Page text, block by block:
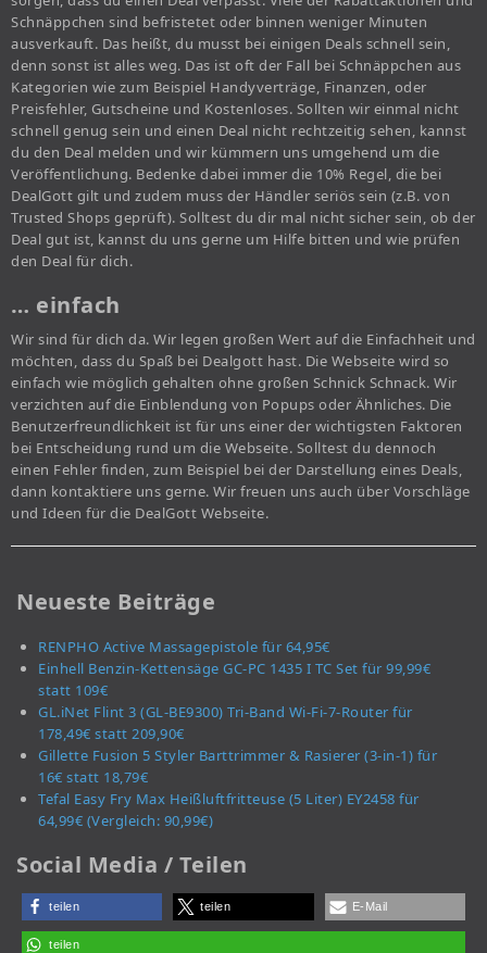
Schnäppchen sind befristetet oder binnen weniger Minuten
ausverkauft. Das heißt, du musst bei einigen Deals schnell sein,
denn sonst ist alles weg. Das ist oft der Fall bei Schnäppchen aus
Kategorien wie zum Beispiel Handyverträge, Finanzen, oder
Preisfehler, Gutscheine und Kostenloses. Sollten wir einmal nicht
schnell genug sein und einen Deal nicht rechtzeitig sehen, kannst
du den Deal melden und wir kümmern uns umgehend um die
Veröffentlichung. Bedenke dabei immer die 10% Regel, die bei
DealGott gilt und zudem muss der Händler seriös sein (z.B. von
Trusted Shops geprüft). Solltest du dir mal nicht sicher sein, ob der
Deal gut ist, kannst du uns gerne um Hilfe bitten und wie prüfen
den Deal für dich.
… einfach
Wir sind für dich da. Wir legen großen Wert auf die Einfachheit und
möchten, dass du Spaß bei Dealgott hast. Die Webseite wird so
einfach wie möglich gehalten ohne großen Schnick Schnack. Wir
verzichten auf die Einblendung von Popups oder Ähnliches. Die
Benutzerfreundlichkeit ist für uns einer der wichtigsten Faktoren
bei Entscheidung rund um die Webseite. Solltest du dennoch
einen Fehler finden, zum Beispiel bei der Darstellung eines Deals,
dann kontaktiere uns gerne. Wir freuen uns auch über Vorschläge
und Ideen für die DealGott Webseite.
Neueste Beiträge
RENPHO Active Massagepistole für 64,95€
Einhell Benzin-Kettensäge GC-PC 1435 I TC Set für 99,99€
statt 109€
GL.iNet Flint 3 (GL-BE9300) Tri-Band Wi-Fi-7-Router für
178,49€ statt 209,90€
Gillette Fusion 5 Styler Barttrimmer & Rasierer (3-in-1) für
16€ statt 18,79€
Tefal Easy Fry Max Heißluftfritteuse (5 Liter) EY2458 für
64,99€ (Vergleich: 90,99€)
Social Media / Teilen
teilen teilen E-Mail
teilen